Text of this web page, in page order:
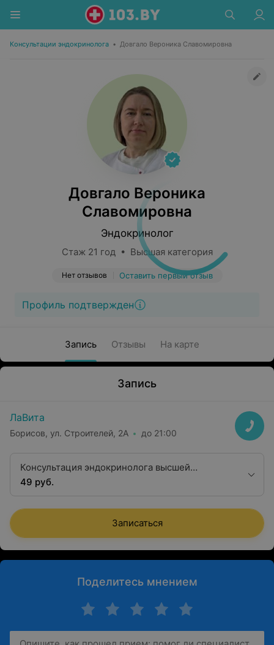
Консультации эндокринолога • Довгало Вероника Славомировна
Довгало Вероника
Славомировна
Эндокринолог
Стаж 21 год • Высшая категория
Нет отзывов Оставить первый отзыв
Профиль подтвержден
Запись Отзывы На карте
Запись
ЛаВита
Борисов, ул. Строителей, 2А до 21:00
Консультация эндокринолога высшей
квалификационной категории
49 руб.
Записаться
Поделитесь мнением